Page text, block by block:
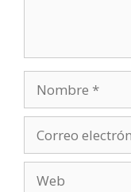
electrónico